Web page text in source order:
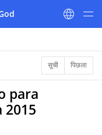
सूची पिछला
para
2015